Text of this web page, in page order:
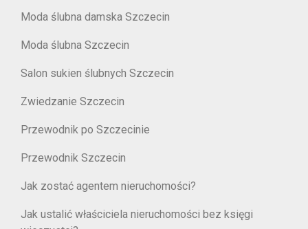
Moda ślubna damska Szczecin
Moda ślubna Szczecin
Salon sukien ślubnych Szczecin
Zwiedzanie Szczecin
Przewodnik po Szczecinie
Przewodnik Szczecin
Jak zostać agentem nieruchomości?
Jak ustalić właściciela nieruchomości bez księgi